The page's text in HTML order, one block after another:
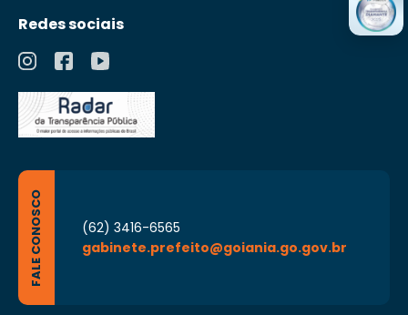
Redes sociais
FALE CONOSCO
(62) 3416-6565
gabinete.prefeito@goiania.go.gov.br